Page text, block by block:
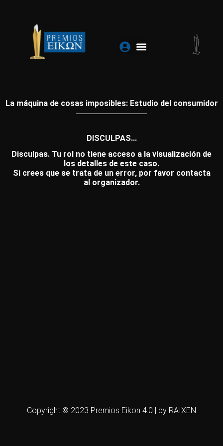
contenido
La máquina de cosas imposibles: Estudio del consumidor
DISCULPAS...
Disculpas. Tu rol no tiene acceso a la visualización de
los detalles de este caso.
Si crees que se trata de un error, por favor contacta
al organizador.
Copyright © 2023 Premios Eikon 4.0 | by RAIXEN